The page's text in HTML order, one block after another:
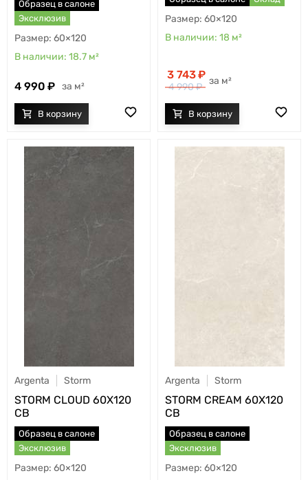
Образец в салоне
Эксклюзив
60×120
18.7 м²
4 990 м²
60×120
18 м²
3 743
4 990
м²
Argenta Storm
STORM CLOUD 60X120
CB
Образец в салоне
Эксклюзив
60×120
Argenta Storm
STORM CREAM 60X120
CB
Образец в салоне
Эксклюзив
60×120